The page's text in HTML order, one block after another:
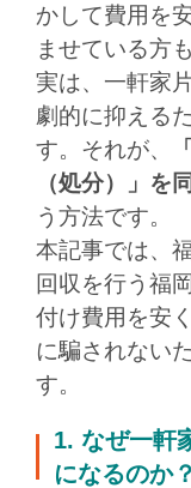
かして費用を
ませている方
実は、一軒家
劇的に抑える
す。それが、
（処分）」を
う方法です。
本記事では、
回収を行う福
付け費用を安
に騙されない
す。
1. なぜ一軒
になるのか？